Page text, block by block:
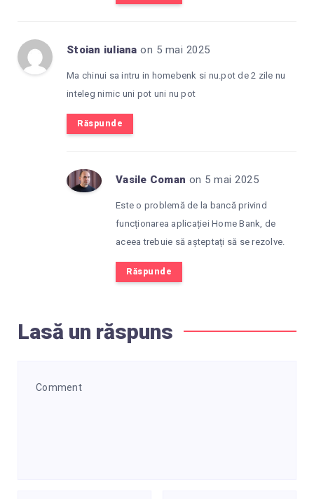
Stoian iuliana on 5 mai 2025
Ma chinui sa intru in homebenk si nu.pot de 2 zile nu
inteleg nimic uni pot uni nu pot
Răspunde
Vasile Coman on 5 mai 2025
Este o problemă de la bancă privind
funcționarea aplicației Home Bank, de
aceea trebuie să așteptați să se rezolve.
Răspunde
Lasă un răspuns